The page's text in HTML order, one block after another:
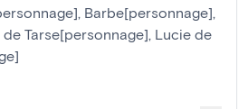
Barbe[personnage]
de Tarse[personnage] Lucie de